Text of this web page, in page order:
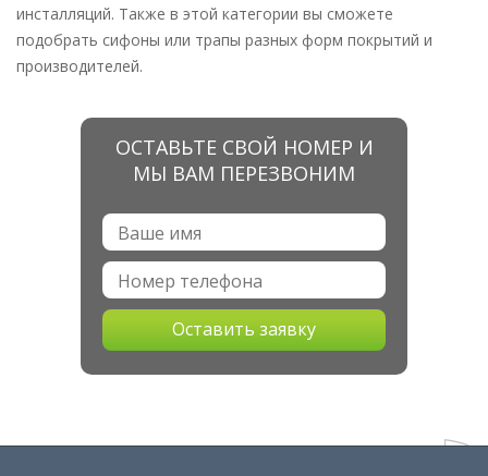
инсталляций. Также в этой категории вы сможете
подобрать сифоны или трапы разных форм покрытий и
производителей.
ОСТАВЬТЕ СВОЙ НОМЕР И
МЫ ВАМ ПЕРЕЗВОНИМ
Оставить заявку